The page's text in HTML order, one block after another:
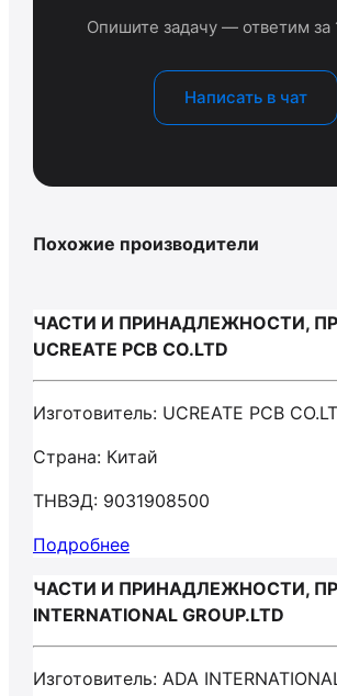
Опишите задачу — ответим за
Написать в чат
Похожие производители
ЧАСТИ И ПРИНАДЛЕЖНОСТИ,
UCREATE PCB CO.LTD
Изготовитель: UCREATE PCB
Страна: Китай
ТНВЭД: 9031908500
Подробнее
ЧАСТИ И ПРИНАДЛЕЖНОСТИ,
INTERNATIONAL GROUP.LTD
Изготовитель: ADA